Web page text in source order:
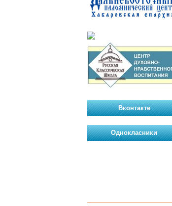
Вконтакте
Однокласники